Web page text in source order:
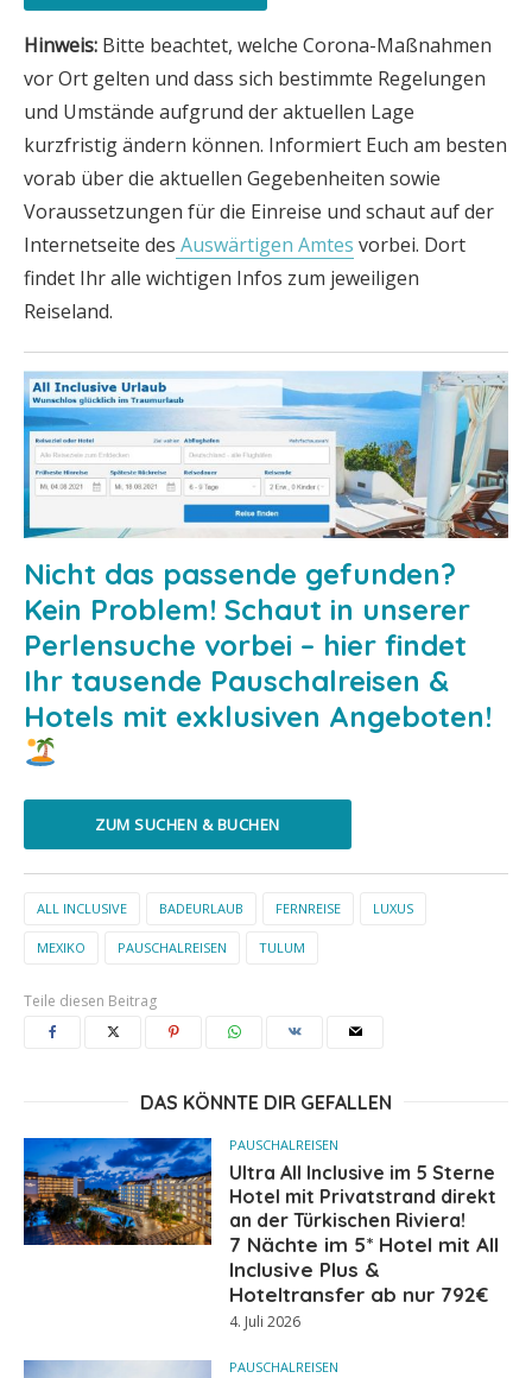
Hinweis: Bitte beachtet, welche Corona-Maßnahmen
vor Ort gelten und dass sich bestimmte Regelungen
und Umstände aufgrund der aktuellen Lage
kurzfristig ändern können. Informiert Euch am besten
vorab über die aktuellen Gegebenheiten sowie
Voraussetzungen für die Einreise und schaut auf der
Internetseite des Auswärtigen Amtes vorbei. Dort
findet Ihr alle wichtigen Infos zum jeweiligen
Reiseland.
Nicht das passende gefunden?
Kein Problem! Schaut in unserer
Perlensuche vorbei – hier findet
Ihr tausende Pauschalreisen &
Hotels mit exklusiven Angeboten!
ZUM SUCHEN & BUCHEN
ALL INCLUSIVE BADEURLAUB FERNREISE LUXUS
MEXIKO PAUSCHALREISEN TULUM
Teile diesen Beitrag
DAS KÖNNTE DIR GEFALLEN
PAUSCHALREISEN
Ultra All Inclusive im 5 Sterne
Hotel mit Privatstrand direkt
an der Türkischen Riviera!
7 Nächte im 5* Hotel mit All
Inclusive Plus &
Hoteltransfer ab nur 792€
4. Juli 2026
PAUSCHALREISEN